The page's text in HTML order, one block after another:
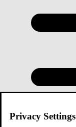
Privacy Settings